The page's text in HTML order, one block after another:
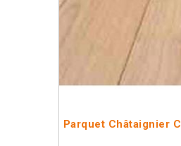
Parquet Châtaignier